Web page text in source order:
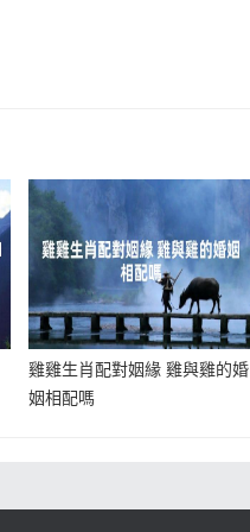
雞雞生肖配對姻緣 雞與雞的婚
姻相配嗎